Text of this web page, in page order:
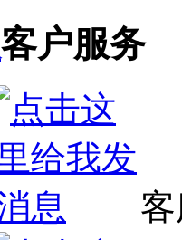
客户服务